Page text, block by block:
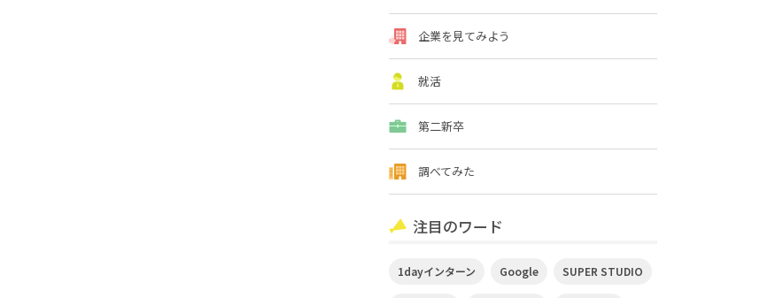
企業を見てみよう
就活
第二新卒
調べてみた
注目のワード
1dayインターン Google SUPER STUDIO